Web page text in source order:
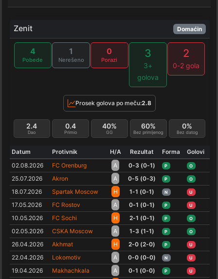
Zenit Domaćin
4
Pobede
1
Nerešeno
0
Porazi
3
3+
golova
2
0-2 gola
Prosek golova po meču:2.8
Dao
2.4
Primio
0.4
GG
40%
Bez primljenog
60%
Bez datog
0%
Datum Protivnik H/A Rezultat Forma
Golovi
02.08.2026
FC Orenburg A 0-3 (0-1) P O
25.07.2026 Akron A 0-5 (0-3) P O
18.07.2026 Spartak Moscow H 1-1 (0-1) N U
17.05.2026 FC Rostov A 0-1 (0-1) P U
10.05.2026 FC Sochi H 2-1 (0-1) P O
02.05.2026 CSKA Moscow A 1-3 (1-1) P O
26.04.2026 Akhmat H 2-0 (2-0) P U
22.04.2026 Lokomotiv A 0-0 (0-0) N U
19.04.2026 Makhachkala A 0-1 (0-0) P U